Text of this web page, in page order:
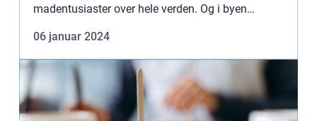
madentusiaster over hele verden. Og i byen
Odense, der e...
06 januar 2024